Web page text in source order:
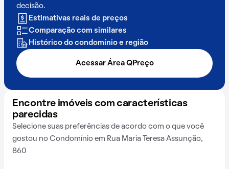
decisão.
Estimativas reais de preços
Comparação com similares
Histórico do condomínio e região
Acessar Área QPreço
Encontre imóveis com características
parecidas
Selecione suas preferências de acordo com o que você
gostou no Condomínio em Rua Maria Teresa Assunção,
860